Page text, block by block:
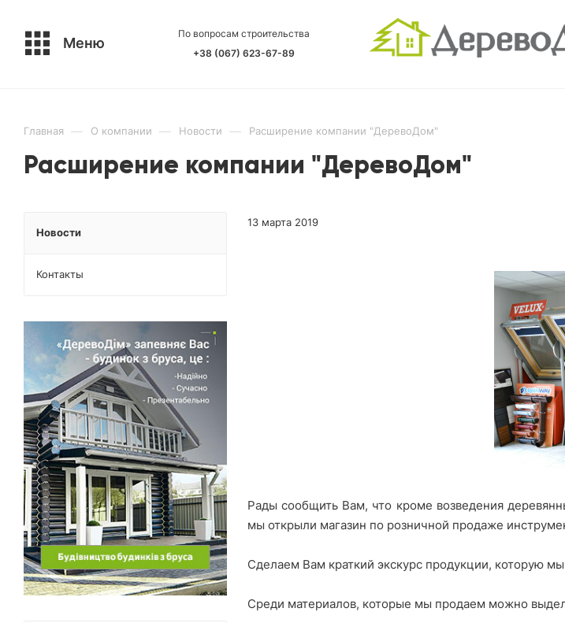
Меню
По вопросам строительства
+38 (067) 623-67-89
Главная — О компании — Новости — Расширение компании "ДеревоДом"
Расширение компании "ДеревоДом"
13 марта 2019
Рады сообщить Вам, что кроме возведения
мы открыли магазин по розничной продаже
Сделаем Вам краткий экскурс продукции, которую
Среди материалов, которые мы продаем можно
Новости
Контакты